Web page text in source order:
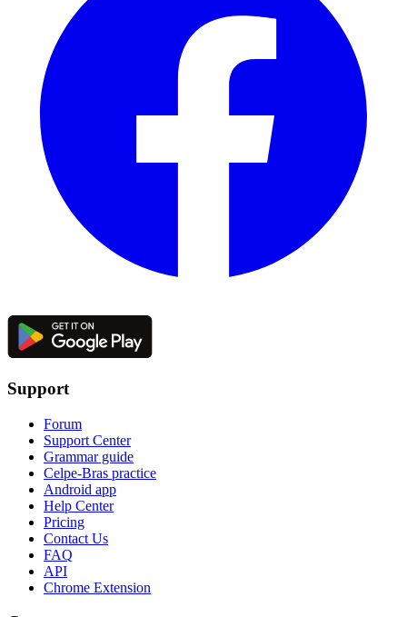
Support
Forum
Support Center
Grammar guide
Celpe-Bras practice
Android app
Help Center
Pricing
Contact Us
FAQ
API
Chrome Extension